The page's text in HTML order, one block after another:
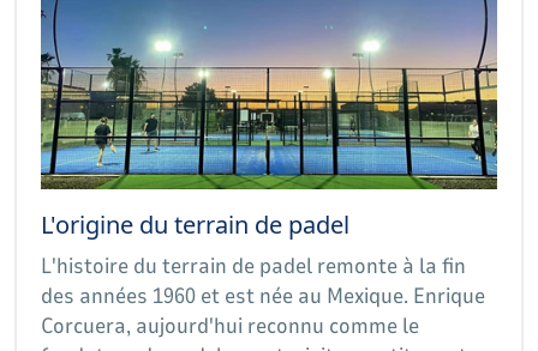
L'origine du terrain de padel
L'histoire du terrain de padel remonte à la fin
des années 1960 et est née au Mexique. Enrique
Corcuera, aujourd'hui reconnu comme le